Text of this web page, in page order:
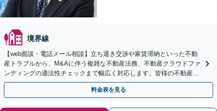
境界線
【web面談・電話メール相談】立ち退き交渉や家賃滞納といった不動
産トラブルから、M&Aに伴う複雑な不動産法務、不動産クラウドファ
ンディングの適法性チェックまで幅広く対応します。皆様の不動産に
関する法的課題を解決へと導きます。【初回相談無料】
料金表を見る